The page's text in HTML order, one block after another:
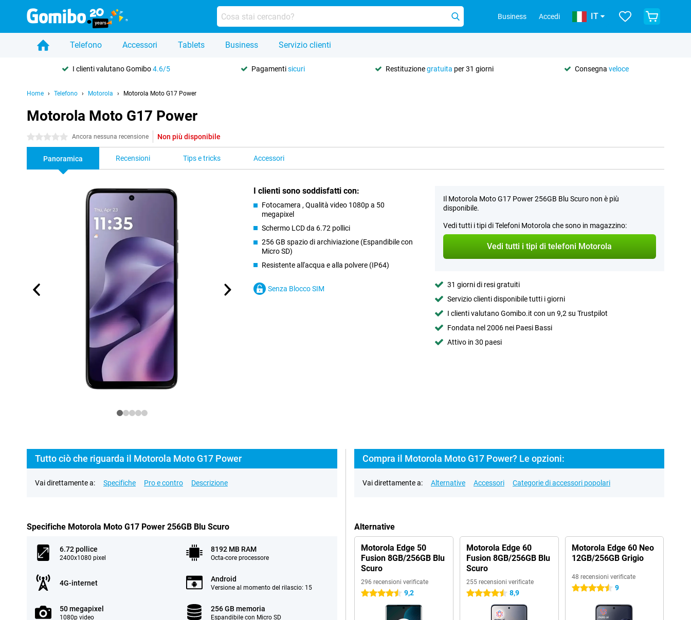
Business Accedi IT
Telefono Accessori Tablets Business Servizio clienti
I clienti valutano Gomibo4.6/5 Pagamentisicuri Restituzionegratuita per 31 giorni Consegnaveloce
Home Telefono Motorola Motorola Moto G17 Power
Motorola Moto G17 Power
0 stelle Ancora nessuna recensione Non più disponibile
Panoramica Recensioni Tips e tricks Accessori
I clienti sono soddisfatti con:
Fotocamera , Qualità video 1080p a 50
megapixel
Schermo LCD da 6.72 pollici
256 GB spazio di archiviazione (Espandibile con
Micro SD)
Resistente all'acqua e alla polvere (IP64)
Senza Blocco SIM
Il Motorola Moto G17 Power 256GB Blu Scuro non è più
disponibile.
Vedi tutti i tipi di Telefoni Motorola che sono in magazzino:
Vedi tutti i tipi di telefoni Motorola
31 giorni di resi gratuiti
Servizio clienti disponibile tutti i giorni
I clienti valutano Gomibo.it con un 9,2 su Trustpilot
Fondata nel 2006 nei Paesi Bassi
Attivo in 30 paesi
Tutto ciò che riguarda il Motorola Moto G17 Power
Vai direttamente a: Specifiche Pro e contro Descrizione
Specifiche Motorola Moto G17 Power 256GB Blu Scuro
6.72 pollice
2400x1080 pixel
8192 MB RAM
Octa-core processore
4G-internet Android
Versione al momento del rilascio: 15
50 megapixel
1080p video
256 GB memoria
Espandibile con Micro SD
Compra il Motorola Moto G17 Power? Le opzioni:
Vai direttamente a: Alternative Accessori Categorie di accessori popolari
Alternative
Motorola Edge 50
Fusion 8GB/256GB Blu
Scuro
296 recensioni verificate
4.5 stelle 9,2
Motorola Edge 60
Fusion 8GB/256GB Blu
Scuro
255 recensioni verificate
4.5 stelle 8,9
Motorola Edge 60 Neo
12GB/256GB Grigio
48 recensioni verificate
4.5 stelle 9